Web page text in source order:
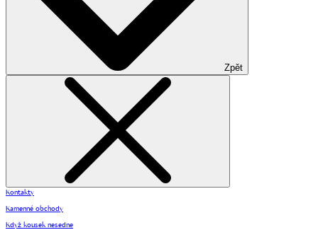
Zpět
Kontakty
Kamenné obchody
Když kousek nesedne